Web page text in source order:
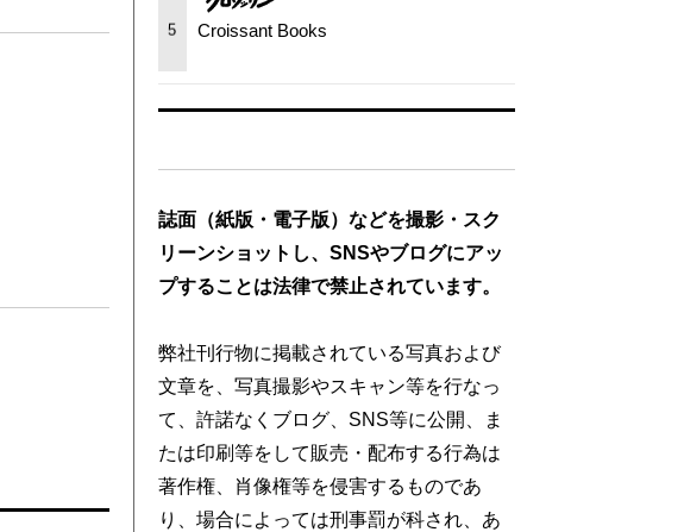
5 Croissant Books
誌面（紙版・電子版）などを撮影・スク
リーンショットし、SNSやブログにアッ
プすることは法律で禁止されています。
弊社刊行物に掲載されている写真および
文章を、写真撮影やスキャン等を行なっ
て、許諾なくブログ、SNS等に公開、ま
たは印刷等をして販売・配布する行為は
著作権、肖像権等を侵害するものであ
り、場合によっては刑事罰が科され、あ